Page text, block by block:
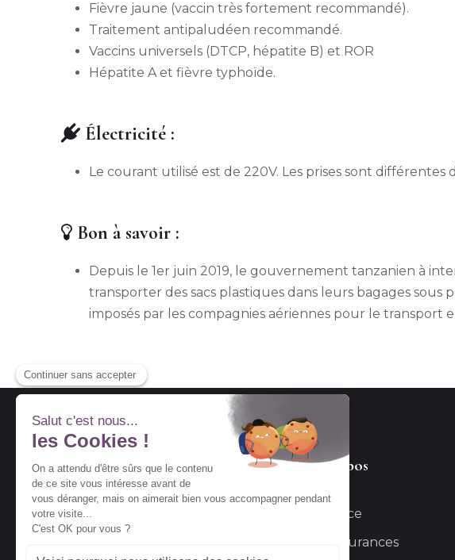
Fièvre jaune (vaccin très fortement recommandé).
Traitement antipaludéen recommandé.
Vaccins universels (DTCP, hépatite B) et ROR
Hépatite A et fièvre typhoïde.
Électricité :
Le courant utilisé est de 220V. Les prises sont
Bon à savoir :
Depuis le 1er juin 2019, le gouvernement tanzanien à
transporter des sacs plastiques dans leurs bagages sous
imposés par les compagnies aériennes pour le transport
A propos
L’agence
Les assurances